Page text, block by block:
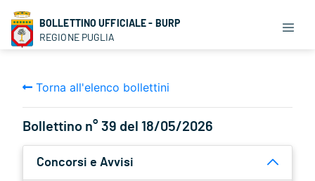
BOLLETTINO UFFICIALE - BURP
REGIONE PUGLIA
Torna all'elenco bollettini
Bollettino n° 39 del 18/05/2026
Concorsi e Avvisi